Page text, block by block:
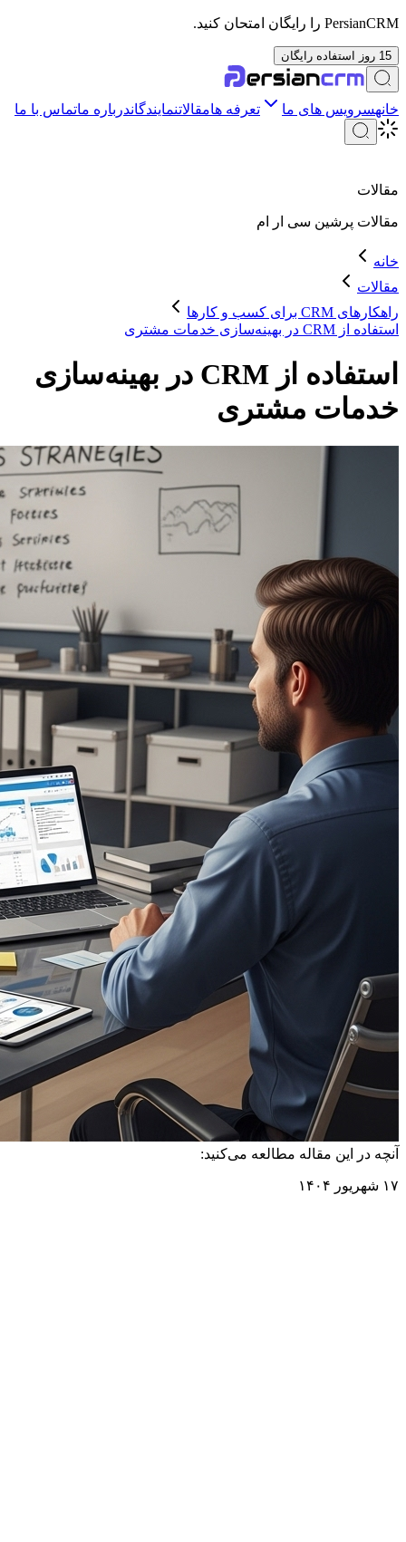
PersianCRM را رایگان امتحان کنید.
15 روز استفاده رایگان
خانهسرویس های ما تعرفه هامقالاتنمایندگاندرباره ماتماس با ما
مقالات
مقالات پرشین سی ار ام
خانه
مقالات
راهکارهای CRM برای کسب و کارها
استفاده از CRM در بهینه‌سازی خدمات مشتری
استفاده از CRM در بهینه‌سازی
خدمات مشتری
آنچه در این مقاله مطالعه می‌کنید:
۱۷ شهریور ۱۴۰۴